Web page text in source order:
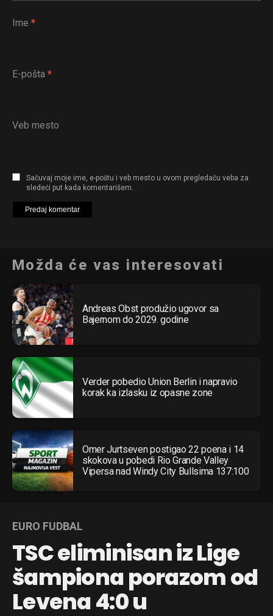
Ime *
E-pošta *
Veb mesto
Sačuvaj moje ime, e-poštu i veb mesto u ovom pregledaču veba za
sledeći put kada komentarišem.
Možda će vas interesovati
Andreas Obst produžio ugovor sa
Bajernom do 2029. godine
Verder pobedio Union Berlin i napravio
korak ka izlasku iz opasne zone
Omer Jurtseven postigao 22 poena i 14
skokova u pobedi Rio Grande Valley
Vipersa nad Windy City Bullsima 137:100
EURO FUDBAL
TSC eliminisan iz Lige
šampiona porazom od
Levena 4:0 u